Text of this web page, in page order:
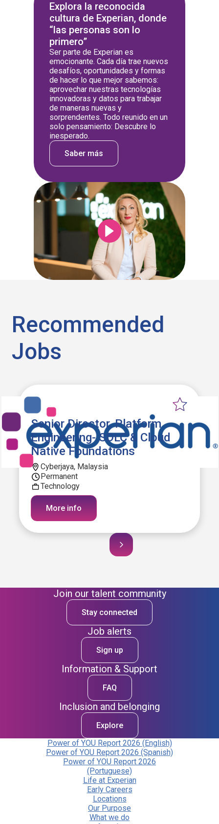
Explora la reconocida
cultura de Experian, donde
“las personas son lo
primero”
Ser parte de Experian es
emocionante. Cada día trae nuevos
desafíos, oportunidades y formas
de hacer lo que mejor sabemos:
aprovechar nuestras tecnologías
innovadoras y datos para trabajar
de maneras nuevas y
sorprendentes. Todo reunido en un
solo pensamiento: Descubre lo
inesperado.
Saber más
Recommended
Jobs
Senior Director, Platform
Engineering- SDLC & Cloud
Native Foundations
Cyberjaya, Malaysia
Permanent
Technology
More info
Join our talent community
Stay connected
Job alerts
Sign up
Information & Support
FAQ
Inclusion and belonging
Explore
Power of YOU Report 2026 (English)
Power of YOU Report 2026 (Spanish)
Power of YOU Report 2026
(Portuguese)
Life at Experian
Early Careers
Locations
Our Purpose
What we do